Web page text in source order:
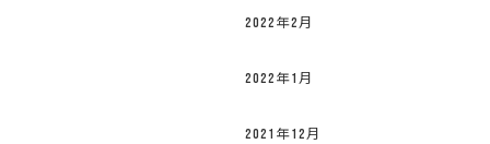
2022年2月
2022年1月
2021年12月